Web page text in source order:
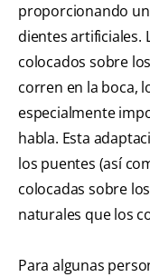
proporcionando
dientes artificiales.
colocados sobre
corren en la boca,
especialmente
habla. Esta
los puentes (así
colocadas sobre
naturales que los
Para algunas